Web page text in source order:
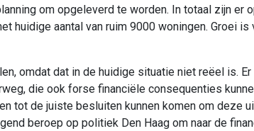
om opgeleverd te worden. In totaal zijn er
huidige aantal van ruim 9000 woningen. Groei is
omdat dat in de huidige situatie niet reëel is. Er
die ook forse financiële consequenties
tot de juiste besluiten kunnen komen om deze
beroep op politiek Den Haag om naar de